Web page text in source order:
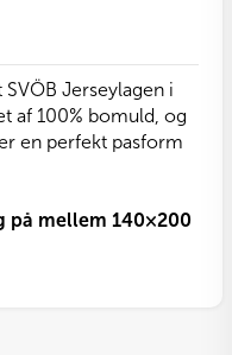
Jerseylagen i
af 100% bomuld, og
en perfekt pasform
på mellem 140×200